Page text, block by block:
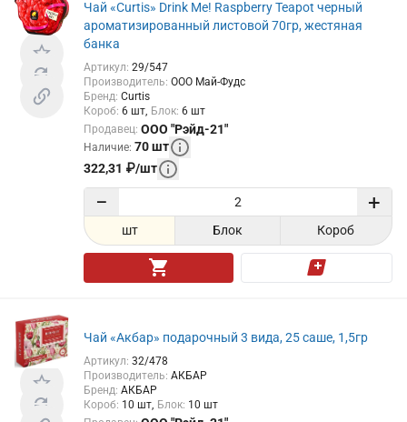
Чай «Curtis» Drink Me! Raspberry Teapot черный
ароматизированный листовой 70гр, жестяная
банка
Артикул: 29/547
Производитель: ООО Май-Фудс
Бренд: Curtis
Короб: 6 шт Блок: 6 шт
Продавец: ООО "Рэйд-21"
Наличие: 70шт
322,31 ₽/шт
− +
шт Блок Короб
Чай «Акбар» подарочный 3 вида, 25 саше, 1,5гр
Артикул: 32/478
Производитель: АКБАР
Бренд: АКБАР
Короб: 10 шт Блок: 10 шт